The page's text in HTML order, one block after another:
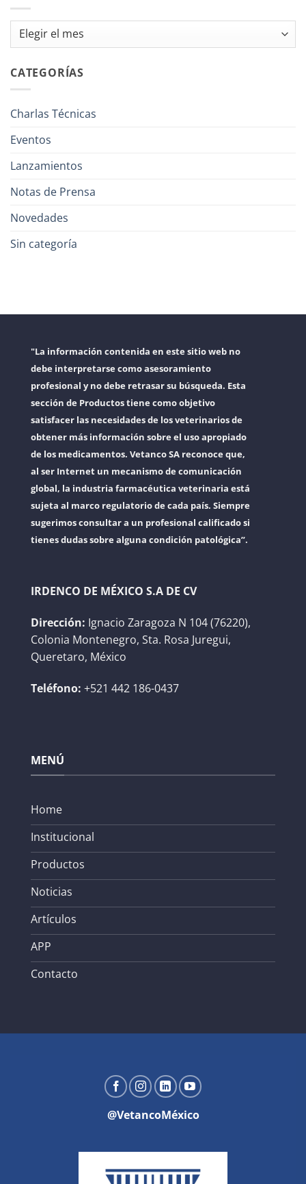
Archivos
CATEGORÍAS
Charlas Técnicas
Eventos
Lanzamientos
Notas de Prensa
Novedades
Sin categoría
"La información contenida en este sitio web no
debe interpretarse como asesoramiento
profesional y no debe retrasar su búsqueda. Esta
sección de Productos tiene como objetivo
satisfacer las necesidades de los veterinarios de
obtener más información sobre el uso apropiado
de los medicamentos. Vetanco SA reconoce que,
al ser Internet un mecanismo de comunicación
global, la industria farmacéutica veterinaria está
sujeta al marco regulatorio de cada país. Siempre
sugerimos consultar a un profesional calificado si
tienes dudas sobre alguna condición patológica”.
IRDENCO DE MÉXICO S.A DE CV
Dirección: Ignacio Zaragoza N 104 (76220),
Colonia Montenegro, Sta. Rosa Juregui,
Queretaro, México
Teléfono: +521 442 186-0437
MENÚ
Home
Institucional
Productos
Noticias
Artículos
APP
Contacto
@VetancoMéxico